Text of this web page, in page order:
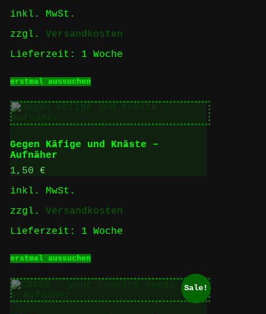
werden
inkl. MwSt.
zzgl. Versandkosten
Lieferzeit: 1 Woche
erstmal aussuchenProdukt
mehrere
auf.
Die
Optionen
werden
Gegen Käfige und Knäste –
Aufnäher
1,50 €
inkl. MwSt.
zzgl. Versandkosten
Lieferzeit: 1 Woche
erstmal aussuchenProdukt
mehrere
auf.
Sale!